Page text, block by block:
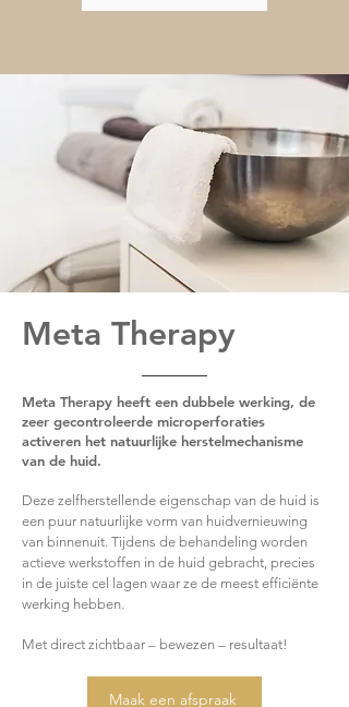
Meta Therapy
Meta Therapy heeft een dubbele werking, de
zeer gecontroleerde microperforaties
activeren het natuurlijke herstelmechanisme
van de huid.
Deze zelfherstellende eigenschap van de huid is
een puur natuurlijke vorm van huidvernieuwing
van binnenuit. Tijdens de behandeling worden
actieve werkstoffen in de huid gebracht, precies
in de juiste cel lagen waar ze de meest efficiënte
werking hebben.
Met direct zichtbaar – bewezen – resultaat!
Maak een afspraak